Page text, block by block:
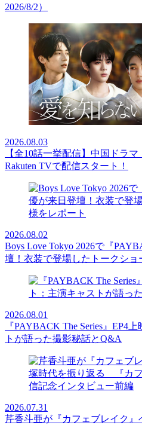
2026/8/2）
2026.08.03
【全10話一挙配信】中国ドラ
Rakuten TVで配信スタート！
2026.08.02
Boys Love Tokyo 2026で『
壇！衣装で登場したトークショ
2026.08.01
『PAYBACK The Series』EP4
トが語った撮影秘話とQ&A
2026.07.31
芹香斗亜が『カフェブレイク』